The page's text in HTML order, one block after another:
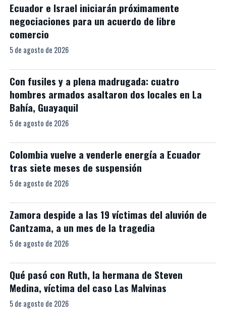
Ecuador e Israel iniciarán próximamente
negociaciones para un acuerdo de libre
comercio
5 de agosto de 2026
Con fusiles y a plena madrugada: cuatro
hombres armados asaltaron dos locales en La
Bahía, Guayaquil
5 de agosto de 2026
Colombia vuelve a venderle energía a Ecuador
tras siete meses de suspensión
5 de agosto de 2026
Zamora despide a las 19 víctimas del aluvión de
Cantzama, a un mes de la tragedia
5 de agosto de 2026
Qué pasó con Ruth, la hermana de Steven
Medina, víctima del caso Las Malvinas
5 de agosto de 2026